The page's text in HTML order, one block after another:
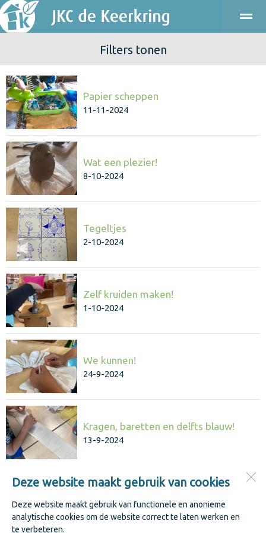
KINDEROPVANG KENNISMAKEN
Bellen E-mail Agenda
Deze website maakt gebruik van cookies
Deze website maakt gebruik van functionele en anonieme
analytische cookies om de website correct te laten werken en
te verbeteren.
Filters tonen
Papier scheppen
11-11-2024
Wat een plezier!
8-10-2024
Tegeltjes
2-10-2024
Zelf kruiden maken!
1-10-2024
We kunnen!
24-9-2024
Kragen, baretten en delfts blauw!
13-9-2024
Jenaplanschool De Keerkring
Kastanjestraat 1
1741 WK
Schagen